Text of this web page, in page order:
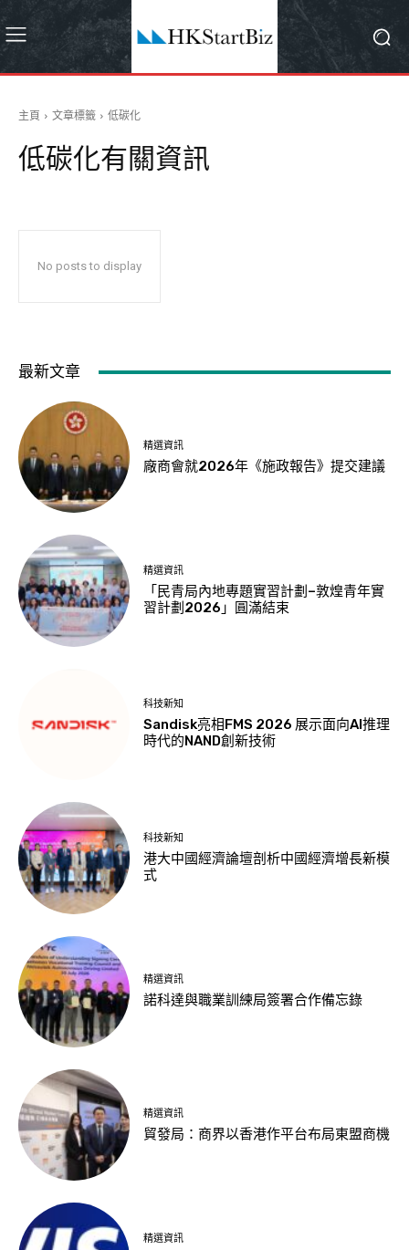
主頁 文章標籤 低碳化
低碳化有關資訊
No posts to display
最新文章
精選資訊
廠商會就2026年《施政報告》提交建議
精選資訊
「民青局內地專題實習計劃–敦煌青年實
習計劃2026」圓滿結束
科技新知
Sandisk亮相FMS 2026 展示面向AI推理
時代的NAND創新技術
科技新知
港大中國經濟論壇剖析中國經濟增長新模
式
精選資訊
諾科達與職業訓練局簽署合作備忘錄
精選資訊
貿發局：商界以香港作平台布局東盟商機
精選資訊